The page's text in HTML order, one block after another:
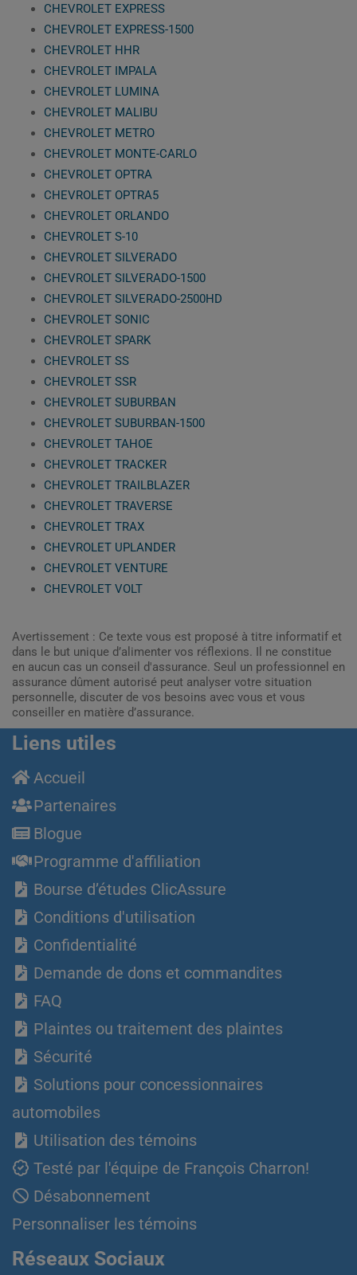
CHEVROLET EXPRESS
CHEVROLET EXPRESS-1500
CHEVROLET HHR
CHEVROLET IMPALA
CHEVROLET LUMINA
CHEVROLET MALIBU
CHEVROLET METRO
CHEVROLET MONTE-CARLO
CHEVROLET OPTRA
CHEVROLET OPTRA5
CHEVROLET ORLANDO
CHEVROLET S-10
CHEVROLET SILVERADO
CHEVROLET SILVERADO-1500
CHEVROLET SILVERADO-2500HD
CHEVROLET SONIC
CHEVROLET SPARK
CHEVROLET SS
CHEVROLET SSR
CHEVROLET SUBURBAN
CHEVROLET SUBURBAN-1500
CHEVROLET TAHOE
CHEVROLET TRACKER
CHEVROLET TRAILBLAZER
CHEVROLET TRAVERSE
CHEVROLET TRAX
CHEVROLET UPLANDER
CHEVROLET VENTURE
CHEVROLET VOLT
Avertissement : Ce texte vous est proposé à titre informatif et
dans le but unique d’alimenter vos réflexions. Il ne constitue
en aucun cas un conseil d'assurance. Seul un professionnel en
assurance dûment autorisé peut analyser votre situation
personnelle, discuter de vos besoins avec vous et vous
conseiller en matière d’assurance.
Liens utiles
Accueil
Partenaires
Blogue
Programme d'affiliation
Bourse d’études ClicAssure
Conditions d'utilisation
Confidentialité
Demande de dons et commandites
FAQ
Plaintes ou traitement des plaintes
Sécurité
Solutions pour concessionnaires
automobiles
Utilisation des témoins
Testé par l'équipe de François Charron!
Désabonnement
Personnaliser les témoins
Réseaux Sociaux